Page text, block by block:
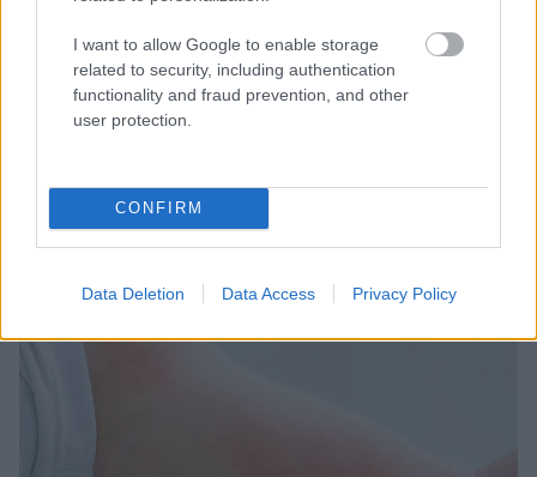
I want to allow Google to enable storage
related to security, including authentication
functionality and fraud prevention, and other
user protection.
CONFIRM
Data Deletion Data Access Privacy Policy
hemiplejia: ¿es potencialmente
mortal?
Enfermedades del SNC
Puedes leer este texto en 2 min.